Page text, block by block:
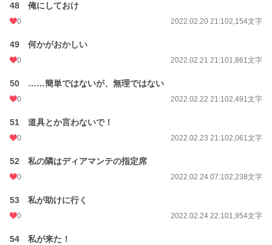
48 俺にしておけ
0 2022.02.20 21:102,154文字
49 何かがおかしい
0 2022.02.21 21:101,861文字
50 ……簡単ではないが、無理ではない
0 2022.02.22 21:102,491文字
51 道具とか言わないで！
0 2022.02.23 21:102,061文字
52 私の隣はディアマンテの指定席
0 2022.02.24 07:102,238文字
53 私が助けに行く
0 2022.02.24 22:101,954文字
54 私が来た！